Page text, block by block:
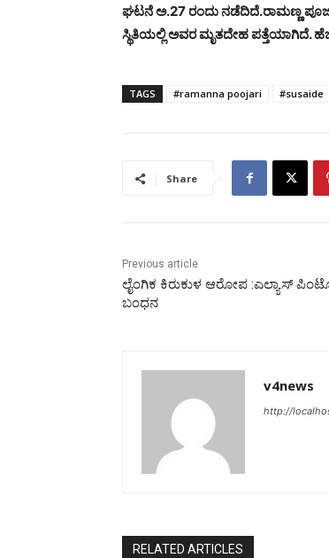
ಘಟನೆ ಅ.27 ರಂದು ನಡೆದಿದೆ.ರಾಮಣ್ಣ
ಸ್ಥಿತಿಯಲ್ಲಿ ಅವರ ಮೃತದೇಹ ಪತ್ತೆಯಾಗಿದೆ.
TAGS #ramanna poojari #susaide
Share
Previous article
ಲೈಂಗಿಕ ಕಿರುಕುಳ ಆರೋಪ :ಎಲ್ಯಾಸ್
ಬಂಧನ
v4news
http://
RELATED ARTICLES